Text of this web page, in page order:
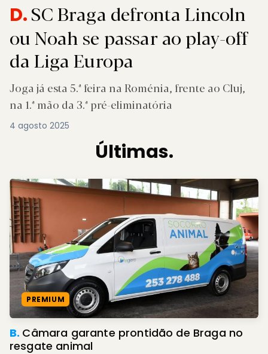
D.SC Braga defronta Lincoln
ou Noah se passar ao play-off
da Liga Europa
Joga já esta 5.ª feira na Roménia, frente ao Cluj,
na 1.ª mão da 3.ª pré-eliminatória
4 agosto 2025
Últimas.
PREMIUM
B. Câmara garante prontidão de Braga no
resgate animal